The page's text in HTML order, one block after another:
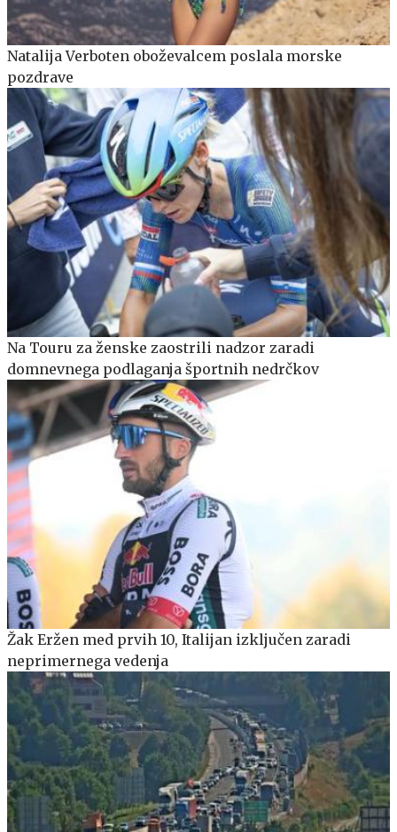
Natalija Verboten oboževalcem poslala morske
pozdrave
Na Touru za ženske zaostrili nadzor zaradi
domnevnega podlaganja športnih nedrčkov
Žak Eržen med prvih 10, Italijan izključen zaradi
neprimernega vedenja